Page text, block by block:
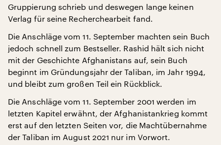
Gruppierung schrieb und deswegen lange keinen
Verlag für seine Recherchearbeit fand.
Die Anschläge vom 11. September machten sein Buch
jedoch schnell zum Bestseller. Rashid hält sich nicht
mit der Geschichte Afghanistans auf, sein Buch
beginnt im Gründungsjahr der Taliban, im Jahr 1994,
und bleibt zum großen Teil ein Rückblick.
Die Anschläge vom 11. September 2001 werden im
letzten Kapitel erwähnt, der Afghanistankrieg kommt
erst auf den letzten Seiten vor, die Machtübernahme
der Taliban im August 2021 nur im Vorwort.